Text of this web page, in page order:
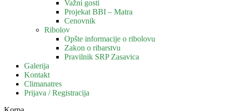
Važni gosti
Projekat BBI – Matra
Cenovnik
Ribolov
Opšte informacije o ribolovu
Zakon o ribarstvu
Pravilnik SRP Zasavica
Galerija
Kontakt
Climanatres
Prijava / Registracija